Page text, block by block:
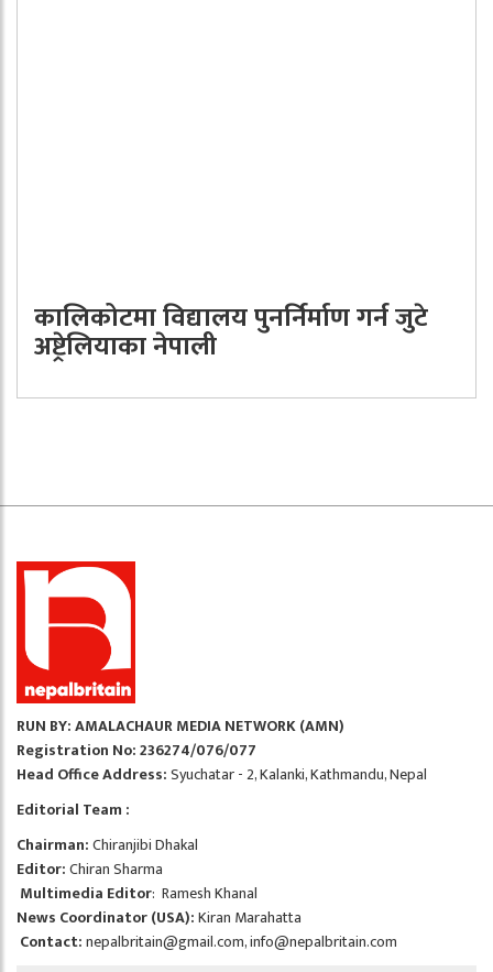
कालिकोटमा विद्यालय पुनर्निर्माण गर्न जुटे
अष्ट्रेलियाका नेपाली
RUN BY: AMALACHAUR MEDIA NETWORK (AMN)
Registration No: 236274/076/077
Head Office Address:Syuchatar - 2, Kalanki, Kathmandu, Nepal
Editorial Team :
Chairman:Chiranjibi Dhakal
Editor:Chiran Sharma
Multimedia Editor: Ramesh Khanal
News Coordinator (USA):Kiran Marahatta
Contact:nepalbritain@gmail.com,info@nepalbritain.com